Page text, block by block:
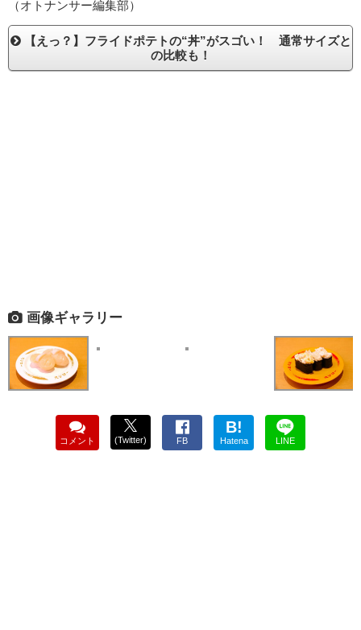
（オトナンサー編集部）
【えっ？】フライドポテトの“丼”がスゴい！ 通常サイズと
の比較も！
画像ギャラリー
コメント (Twitter) FB
B!
Hatena LINE